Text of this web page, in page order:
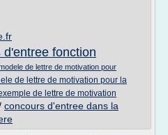
d'entree fonction
de lettre de motivation pour
de lettre de motivation pour la
de lettre de motivation
concours d'entree dans la